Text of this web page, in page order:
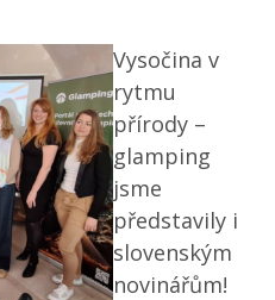
Vysočina v
rytmu
přírody –
glamping
jsme
představily i
slovenským
novinářům!